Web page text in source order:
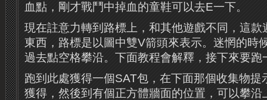
血點，剛才戰鬥中掉血的童鞋可以去E一下。
現在註意力轉到路標上，和其他遊戲不同，這款
東西，路標是以圖中雙V箭頭來表示。迷惘的時
過去點空格攀沿。下面教程會解釋，接下來要跑
跑到此處獲得一個SAT包，在下面那個收集物提
獲得，然後到有個正方體牆面的位置，可以攀沿